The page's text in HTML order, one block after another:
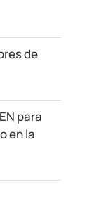
de
para
en la